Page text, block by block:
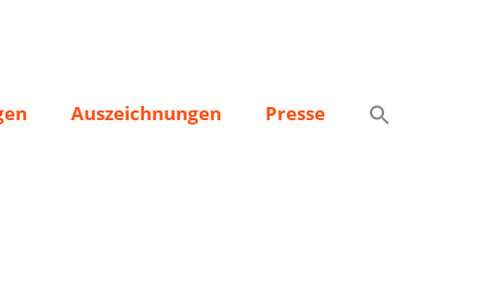
Auszeichnungen Presse